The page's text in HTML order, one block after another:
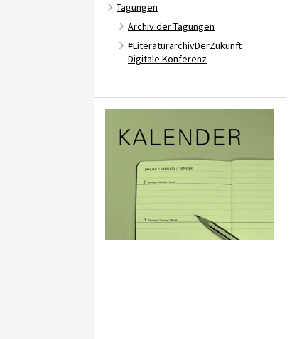
Tagungen
Archiv der Tagungen
#LiteraturarchivDerZukunft
Digitale Konferenz